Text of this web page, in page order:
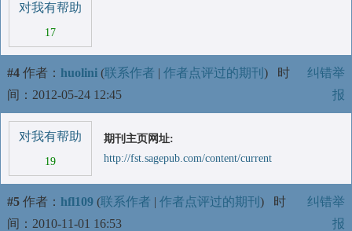
对我有帮助
17
#4 作者： huolini (联系作者 | 作者点评过的期刊 ) 时
间：2012-05-24 12:45
纠错举
报
对我有帮助
19
期刊主页网址:
http://fst.sagepub.com/content/current
#5 作者： hfl109 (联系作者 | 作者点评过的期刊 ) 时
间：2010-11-01 16:53
纠错举
报